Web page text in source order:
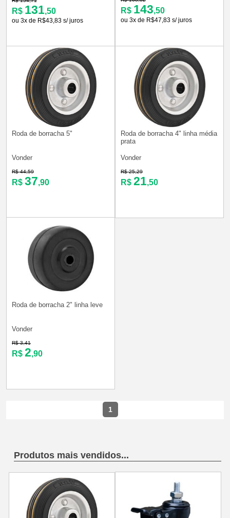
R$ 131,50
ou 3x de R$43,83 s/ juros
R$ 143,50
ou 3x de R$47,83 s/ juros
Roda de borracha 5"
Vonder
R$ 44,59
R$ 37,90
Roda de borracha 4" linha média
prata
Vonder
R$ 25,29
R$ 21,50
Roda de borracha 2" linha leve
Vonder
R$ 3,41
R$ 2,90
1
Produtos mais vendidos...